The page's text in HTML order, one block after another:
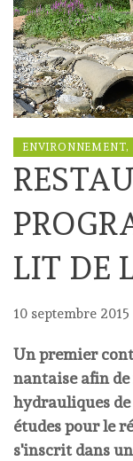
LIT DE
10 septembre 2015
Un premier
nantaise afin
hydrauliques
études pour le
s'inscrit dans